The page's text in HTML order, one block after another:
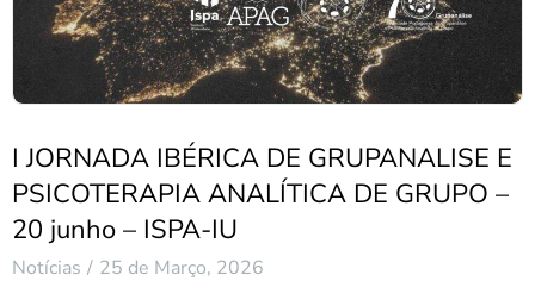
I JORNADA IBÉRICA DE GRUPANALISE E
PSICOTERAPIA ANALÍTICA DE GRUPO –
20 junho – ISPA-IU
Notícias 25 de Março, 2026